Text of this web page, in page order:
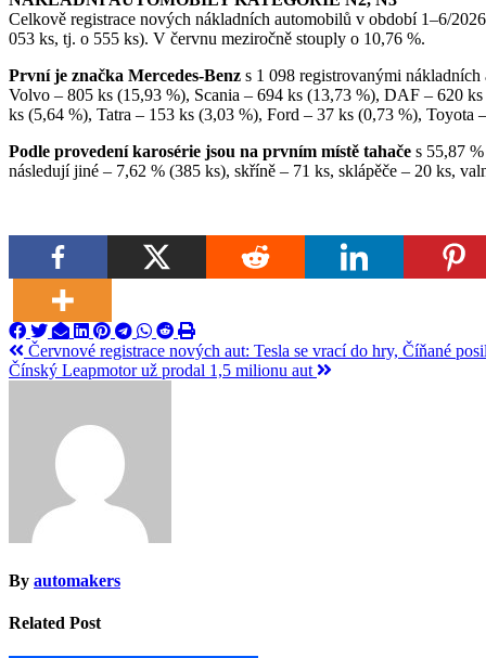
Celkově registrace nových nákladních automobilů v období 1–6/
053 ks, tj. o 555 ks). V červnu meziročně stouply o 10,76 %.
První je značka Mercedes-Benz s 1 098 registrovanými
Volvo – 805 ks (15,93 %), Scania – 694 ks (13,73 %), DAF – 620
ks (5,64 %), Tatra – 153 ks (3,03 %), Ford – 37 ks (0,73 %), Toyota
Podle provedení karosérie jsou na prvním místě tahače s 55,87
následují jiné – 7,62 % (385 ks), skříně – 71 ks, sklápěče – 20 ks,
Navigace
pro
Červnové registrace nových aut: Tesla se vrací do hry, Číňané
Čínský Leapmotor už prodal 1,5 milionu aut
By automakers
Related Post